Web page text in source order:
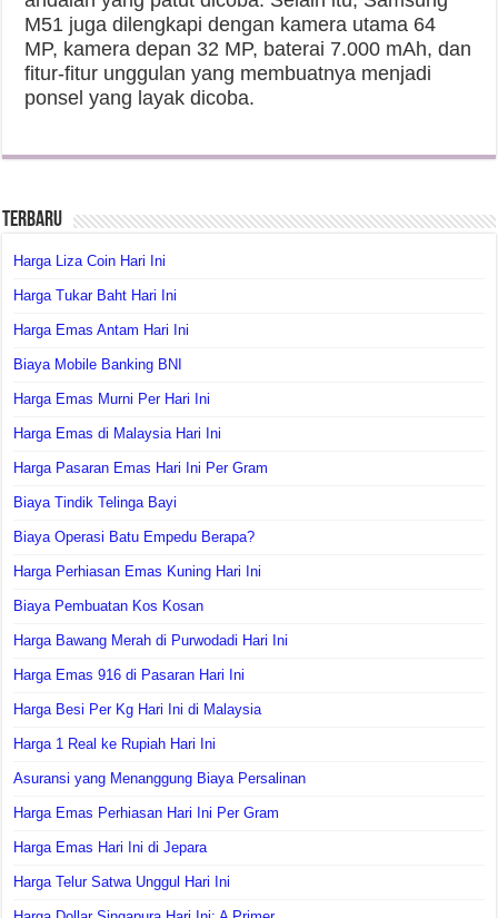
M51 juga dilengkapi dengan kamera utama 64
MP, kamera depan 32 MP, baterai 7.000 mAh, dan
fitur-fitur unggulan yang membuatnya menjadi
ponsel yang layak dicoba.
Terbaru
Harga Liza Coin Hari Ini
Harga Tukar Baht Hari Ini
Harga Emas Antam Hari Ini
Biaya Mobile Banking BNI
Harga Emas Murni Per Hari Ini
Harga Emas di Malaysia Hari Ini
Harga Pasaran Emas Hari Ini Per Gram
Biaya Tindik Telinga Bayi
Biaya Operasi Batu Empedu Berapa?
Harga Perhiasan Emas Kuning Hari Ini
Biaya Pembuatan Kos Kosan
Harga Bawang Merah di Purwodadi Hari Ini
Harga Emas 916 di Pasaran Hari Ini
Harga Besi Per Kg Hari Ini di Malaysia
Harga 1 Real ke Rupiah Hari Ini
Asuransi yang Menanggung Biaya Persalinan
Harga Emas Perhiasan Hari Ini Per Gram
Harga Emas Hari Ini di Jepara
Harga Telur Satwa Unggul Hari Ini